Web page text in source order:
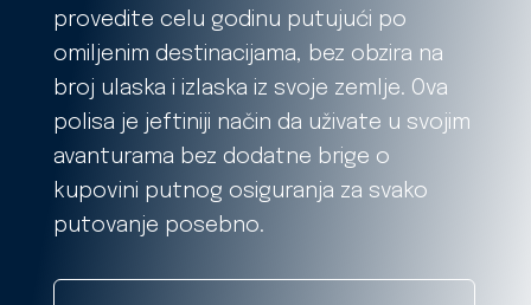
provedite celu godinu putujući po
omiljenim destinacijama, bez obzira na
broj ulaska i izlaska iz svoje zemlje. Ova
polisa je jeftiniji način da uživate u svojim
avanturama bez dodatne brige o
kupovini putnog osiguranja za svako
putovanje posebno.